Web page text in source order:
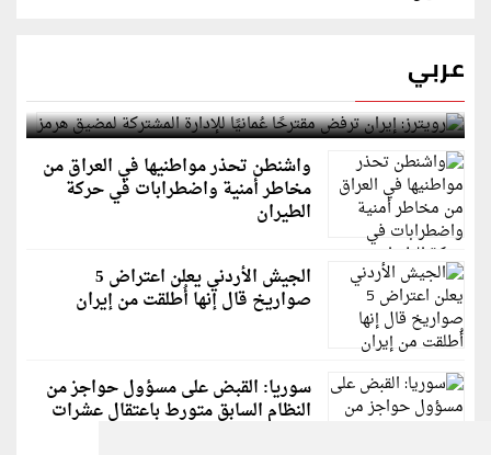
عربي
رويترز: إيران ترفض مقترحًا عُمانيًا للإدارة المشتركة
لمضيق هرمز
واشنطن تحذر مواطنيها في العراق من
مخاطر أمنية واضطرابات في حركة
الطيران
الجيش الأردني يعلن اعتراض 5
صواريخ قال إنها أُطلقت من إيران
سوريا: القبض على مسؤول حواجز من
النظام السابق متورط باعتقال عشرات